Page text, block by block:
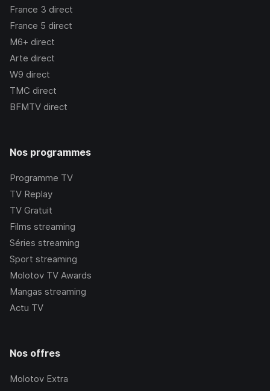
France 3 direct
France 5 direct
M6+ direct
Arte direct
W9 direct
TMC direct
BFMTV direct
Nos programmes
Programme TV
TV Replay
TV Gratuit
Films streaming
Séries streaming
Sport streaming
Molotov TV Awards
Mangas streaming
Actu TV
Nos offres
Molotov Extra